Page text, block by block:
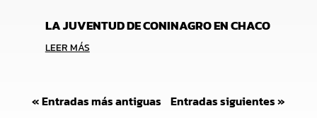
LA JUVENTUD DE CONINAGRO EN CHACO
LEER MÁS
« Entradas más antiguas Entradas siguientes »